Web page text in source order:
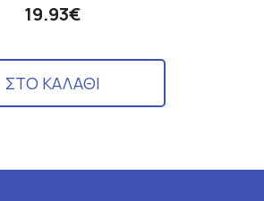
19.93€
ΣΤΟ ΚΑΛΑΘΙ